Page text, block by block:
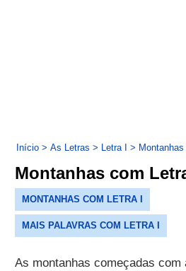
Início > As Letras > Letra I > Montanhas
Montanhas com
MONTANHAS COM LETRA I
MAIS PALAVRAS COM LETRA I
As montanhas começadas com